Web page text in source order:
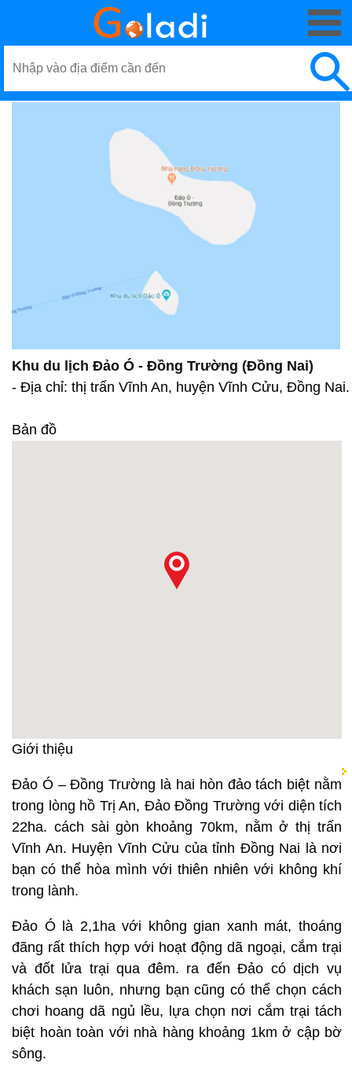
Khu du lịch Đảo Ó - Đồng Trường (Đồng Nai)
- Địa chỉ: thị trấn Vĩnh An, huyện Vĩnh Cửu, Đồng Nai.
Bản đồ
Giới thiệu
Đảo Ó – Đồng Trường là hai hòn đảo tách biệt nằm
trong lòng hồ Trị An, Đảo Đồng Trường với diện tích
22ha. cách sài gòn khoảng 70km, nằm ở thị trấn
Vĩnh An. Huyện Vĩnh Cửu của tỉnh Đồng Nai là nơi
bạn có thể hòa mình với thiên nhiên với không khí
trong lành.
Đảo Ó là 2,1ha với không gian xanh mát, thoáng
đãng rất thích hợp với hoạt động dã ngoại, cắm trại
và đốt lửa trại qua đêm. ra đến Đảo có dịch vụ
khách sạn luôn, nhưng bạn cũng có thể chọn cách
chơi hoang dã ngủ lều, lựa chọn nơi cắm trại tách
biệt hoàn toàn với nhà hàng khoảng 1km ở cập bờ
sông.